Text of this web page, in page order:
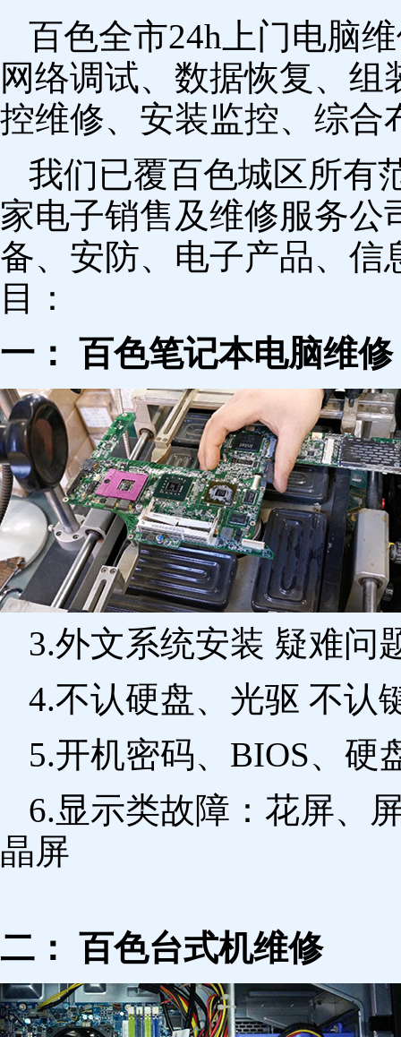
百色全市24h上门电脑
网络调试、数据恢复、
控维修、安装监控、综合
我们已覆百色城区所有
家电子销售及维修服务公
备、安防、电子产品、信
目：
一： 百色笔记本电脑维修
3.外文系统安装 疑难问
4.不认硬盘、光驱 不认
5.开机密码、BIOS、硬
6.显示类故障：花屏、
晶屏
二： 百色台式机维修